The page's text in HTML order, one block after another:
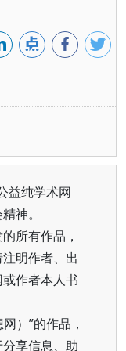
益纯学术网
神。
所有作品，
明作者、出
作者本人书
）”的作品，
享信息、助